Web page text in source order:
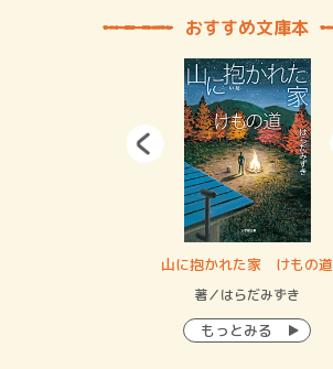
おすすめ文庫本
山に抱かれた家 けもの道
著／はらだみずき
もっとみる